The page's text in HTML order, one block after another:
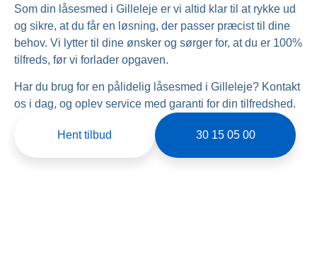
Som din låsesmed i Gilleleje er vi altid klar til at rykke ud
og sikre, at du får en løsning, der passer præcist til dine
behov. Vi lytter til dine ønsker og sørger for, at du er 100%
tilfreds, før vi forlader opgaven.
Har du brug for en pålidelig låsesmed i Gilleleje? Kontakt
os i dag, og oplev service med garanti for din tilfredshed.
Hent tilbud 30 15 05 00